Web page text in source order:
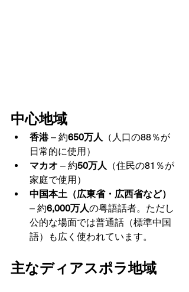
中心地域
香港 – 約650万人 （人口の88％が
日常的に使用）
マカオ – 約50万人 （住民の81％が
家庭で使用）
中国本土（広東省・広西省など）
– 約6,000万人の粤語話者。ただし
公的な場面では普通話（標準中国
語）も広く使われています。
主なディアスポラ地域